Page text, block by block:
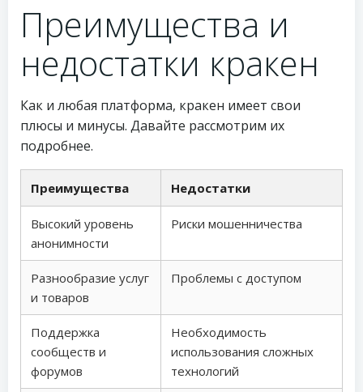
Преимущества и
недостатки кракен
Как и любая платформа, кракен имеет свои
плюсы и минусы. Давайте рассмотрим их
подробнее.
Преимущества Недостатки
Высокий уровень
анонимности
Риски мошенничества
Разнообразие услуг
и товаров
Проблемы с доступом
Поддержка
сообществ и
форумов
Необходимость
использования сложных
технологий